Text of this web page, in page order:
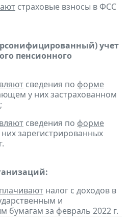
страховые взносы в ФСС
учет
пенсионного
сведения по форме
у них застрахованном
сведения по форме
зарегистрированных
налог с доходов в
и
за февраль 2022 г.